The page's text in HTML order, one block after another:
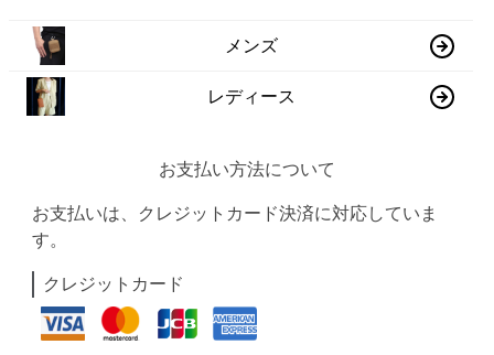
メンズ
レディース
お支払い方法について
お支払いは、クレジットカード決済に対応していま
す。
クレジットカード